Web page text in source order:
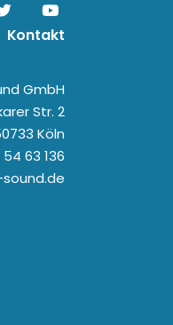
Kontakt
GmbH
Str. 2
Köln
54 63 136